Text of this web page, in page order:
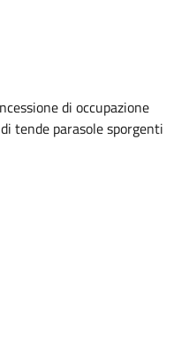
di occupazione
tende parasole sporgenti